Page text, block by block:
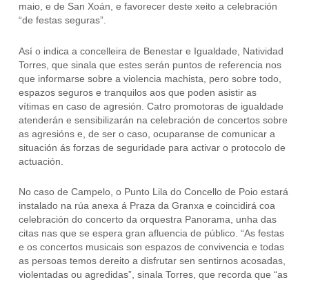
maio, e de San Xoán, e favorecer deste xeito a celebración
“de festas seguras”.
Así o indica a concelleira de Benestar e Igualdade, Natividad
Torres, que sinala que estes serán puntos de referencia nos
que informarse sobre a violencia machista, pero sobre todo,
espazos seguros e tranquilos aos que poden asistir as
vítimas en caso de agresión. Catro promotoras de igualdade
atenderán e sensibilizarán na celebración de concertos sobre
as agresións e, de ser o caso, ocuparanse de comunicar a
situación ás forzas de seguridade para activar o protocolo de
actuación.
No caso de Campelo, o Punto Lila do Concello de Poio estará
instalado na rúa anexa á Praza da Granxa e coincidirá coa
celebración do concerto da orquestra Panorama, unha das
citas nas que se espera gran afluencia de público. “As festas
e os concertos musicais son espazos de convivencia e todas
as persoas temos dereito a disfrutar sen sentirnos acosadas,
violentadas ou agredidas”, sinala Torres, que recorda que “as